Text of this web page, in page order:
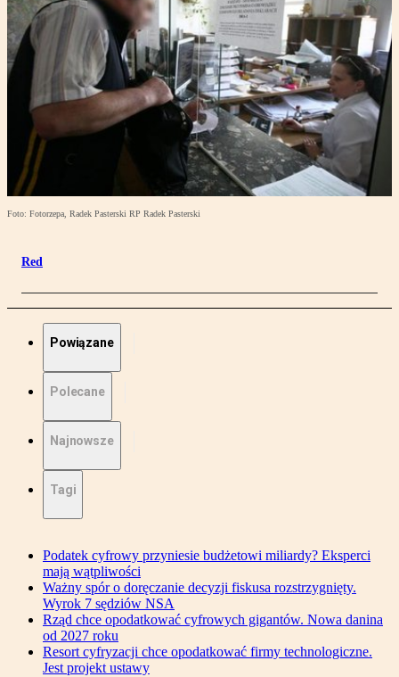
Foto: Fotorzepa, Radek Pasterski RP Radek Pasterski
Red
Powiązane
Polecane
Najnowsze
Tagi
Podatek cyfrowy przyniesie budżetowi miliardy? Eksperci
mają wątpliwości
Ważny spór o doręczanie decyzji fiskusa rozstrzygnięty.
Wyrok 7 sędziów NSA
Rząd chce opodatkować cyfrowych gigantów. Nowa danina
od 2027 roku
Resort cyfryzacji chce opodatkować firmy technologiczne.
Jest projekt ustawy